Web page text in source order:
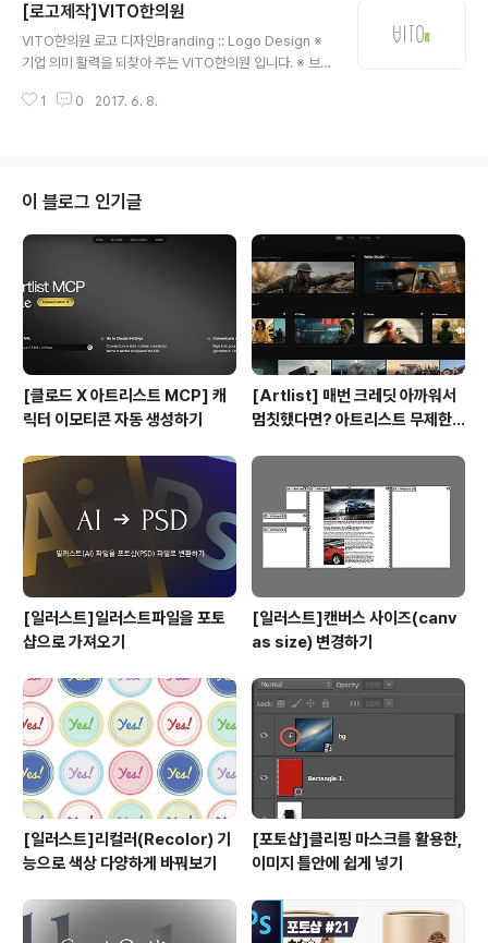
분당점이 '사람빛한의원'으로 새출발!|작성자 더봄네트워
크분당점 ※ 브랜딩 의미/keyword/ 상징성, 캘리그래피,
심플 사람빛 한의원을 상징하는 심볼과 더불어, 깔끔한 형
글씨로 디자인한 '빛'글자의 용머리에 색상을 더하여 보다
[로고제작]VITO한의원
VITO한의원 로고 디자인Branding :: Logo Design ※
기업 의미 활력을 되찾아 주는 VITO한의원 입니다. ※ 브
'비'가 느껴지게끔 한글과 영문을 조화시킨 로고 입니다. 보
1 0 2017. 6. 8.
이 블로그 인기글
[클로드 X 아트리스트 MCP] 캐
릭터 이모티콘 자동 생성하기
[Artlist] 매번 크레딧 아까워서
멈칫했다면? 아트리스트 무제한
[일러스트]일러스트파일을 포토
샵으로 가져오기
[일러스트]캔버스 사이즈(canv
as size) 변경하기
[일러스트]리컬러(Recolor) 기
능으로 색상 다양하게 바꿔보기
[포토샵]클리핑 마스크를 활용한,
이미지 틀안에 쉽게 넣기